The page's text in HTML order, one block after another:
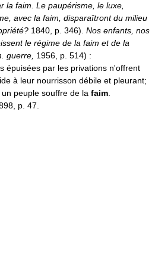
la faim. Le paupérisme, le luxe,
avec la faim, disparaîtront du milieu
1840, p. 346). Nos enfants, nos
le régime de la faim et de la
guerre, 1956, p. 514) :
épuisées par les privations n'offrent
à leur nourrisson débile et pleurant;
peuple souffre de la faim.
p. 47.